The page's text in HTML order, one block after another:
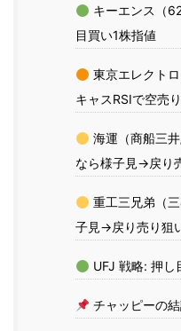
キーエンス（
目買い1株指値
東京エレクト
キャスRSIで空売
海運（商船三
なら様子見→戻り
重工三兄弟（
子見→戻り売り狙
UFJ 戦略: 押し
チャッピーの